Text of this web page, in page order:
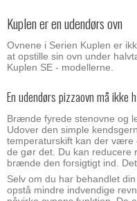
Kuplen er en udendørs ovn
Ovnene i Serien Kuplen er
at opstille sin ovn under
Kuplen SE - modellerne.
En udendørs pizzaovn må ikke
Brænde fyrede stenovne og
Udover den simple
temperaturskift kan der
de gør det. Du kan reducere
brænde den forsigtigt ind.
Selv om du har behandlet
opstå mindre indvendige